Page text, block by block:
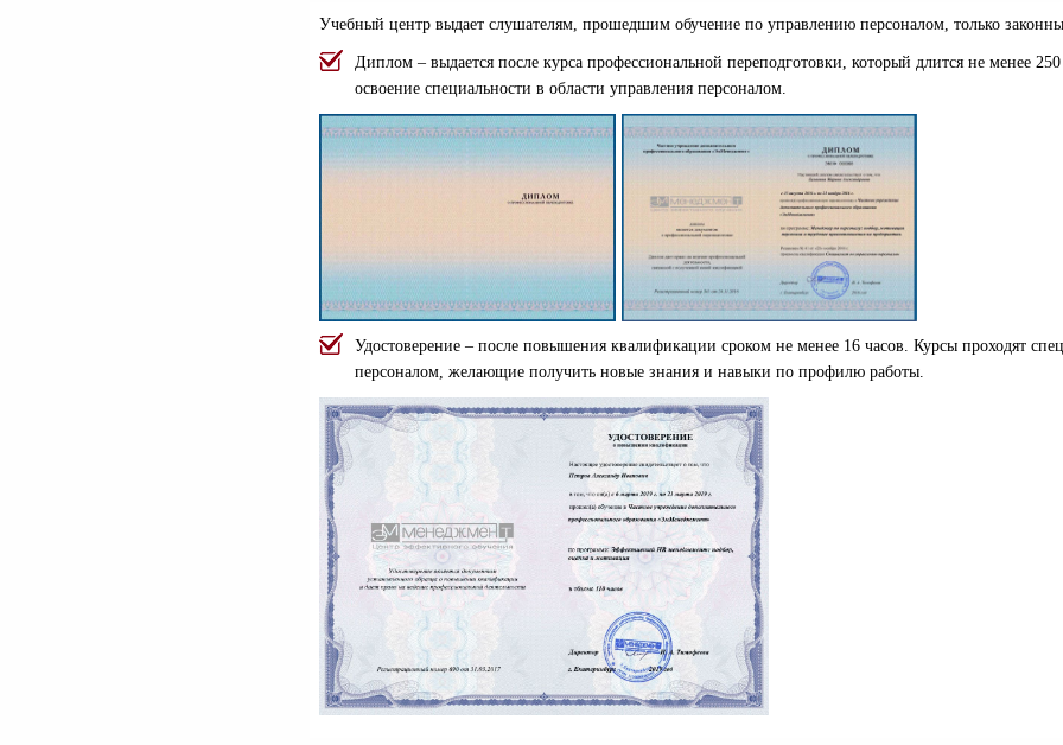
Учебный центр выдает слушателям, прошедшим обучение по управлению персоналом, только
Диплом – выдается после курса профессиональной переподготовки, который длится не менее
освоение специальности в области управления персоналом.
Удостоверение – после повышения квалификации сроком не менее 16 часов. Курсы проходят
персоналом, желающие получить новые знания и навыки по профилю работы.